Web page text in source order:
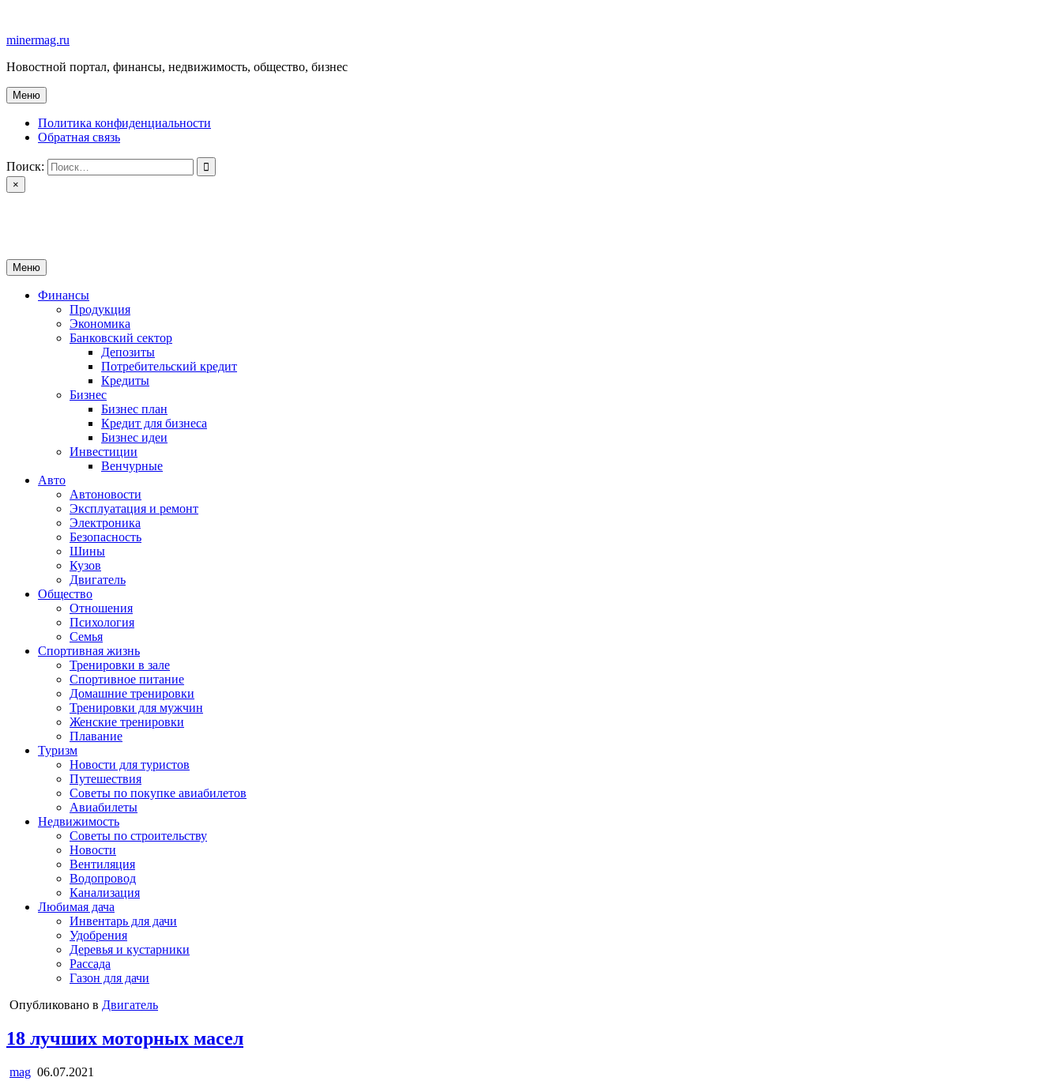
содержимому
minermag.ru
Новостной портал, финансы, недвижимость, общество, бизнес
Меню
Политика конфиденциальности
Обратная связь
Поиск:
×
Меню
Финансы
Продукция
Экономика
Банковский сектор
Депозиты
Потребительский кредит
Кредиты
Бизнес
Бизнес план
Кредит для бизнеса
Бизнес идеи
Инвестиции
Венчурные
Авто
Автоновости
Эксплуатация и ремонт
Электроника
Безопасность
Шины
Кузов
Двигатель
Общество
Отношения
Психология
Семья
Спортивная жизнь
Тренировки в зале
Спортивное питание
Домашние тренировки
Тренировки для мужчин
Женские тренировки
Плавание
Туризм
Новости для туристов
Путешествия
Советы по покупке авиабилетов
Авиабилеты
Недвижимость
Советы по строительству
Новости
Вентиляция
Водопровод
Канализация
Любимая дача
Инвентарь для дачи
Удобрения
Деревья и кустарники
Рассада
Газон для дачи
Опубликовано в Двигатель
18 лучших моторных масел
mag 06.07.2021